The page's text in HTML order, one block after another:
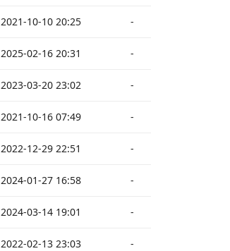
2021-10-10 20:25 -
2025-02-16 20:31 -
2023-03-20 23:02 -
2021-10-16 07:49 -
2022-12-29 22:51 -
2024-01-27 16:58 -
2024-03-14 19:01 -
2022-02-13 23:03 -